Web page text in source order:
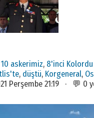
10 askerimiz, 8'inci Kolordu
, düştü, Korgeneral,
Perşembe 21:19 · 💬 0